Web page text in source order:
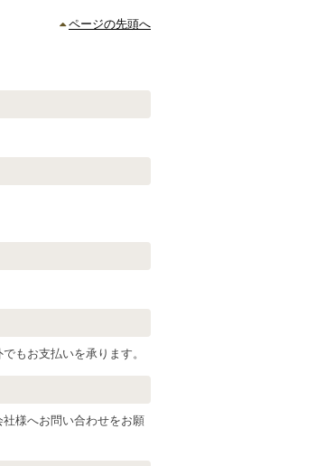
ページの先頭へ
もお支払いを承ります。
様へお問い合わせをお願